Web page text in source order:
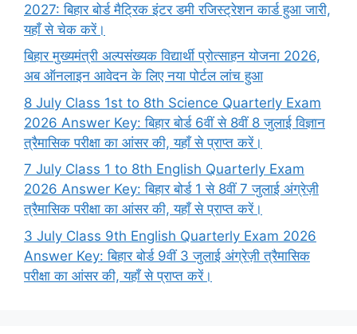
2027: बिहार बोर्ड मैट्रिक इंटर डमी रजिस्ट्रेशन कार्ड हुआ जारी,
यहाँ से चेक करें।
बिहार मुख्यमंत्री अल्पसंख्यक विद्यार्थी प्रोत्साहन योजना 2026,
अब ऑनलाइन आवेदन के लिए नया पोर्टल लांच हुआ
8 July Class 1st to 8th Science Quarterly Exam
2026 Answer Key: बिहार बोर्ड 6वीं से 8वीं 8 जुलाई विज्ञान
त्रैमासिक परीक्षा का आंसर की, यहाँ से प्राप्त करें।
7 July Class 1 to 8th English Quarterly Exam
2026 Answer Key: बिहार बोर्ड 1 से 8वीं 7 जुलाई अंग्रेज़ी
त्रैमासिक परीक्षा का आंसर की, यहाँ से प्राप्त करें।
3 July Class 9th English Quarterly Exam 2026
Answer Key: बिहार बोर्ड 9वीं 3 जुलाई अंग्रेज़ी त्रैमासिक
परीक्षा का आंसर की, यहाँ से प्राप्त करें।